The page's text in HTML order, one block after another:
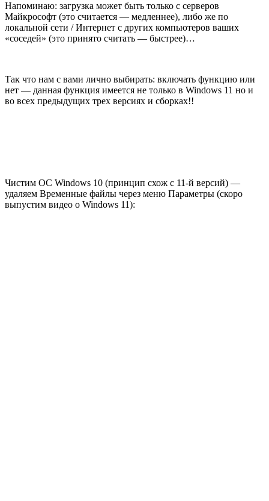
Напоминаю: загрузка может быть только с серверов
Майкрософт (это считается — медленнее), либо же по
локальной сети / Интернет с других компьютеров ваших
«соседей» (это принято считать — быстрее)…
Так что нам с вами лично выбирать: включать функцию или
нет — данная функция имеется не только в Windows 11 но и
во всех предыдущих трех версиях и сборках!!
Чистим ОС Windows 10 (принцип схож с 11-й версий) —
удаляем Временные файлы через меню Параметры (скоро
выпустим видео о Windows 11):